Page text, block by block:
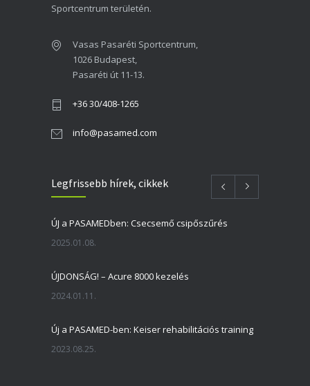
Sportcentrum területén.
Vasas Pasaréti Sportcentrum,
1026 Budapest,
Pasaréti út 11-13.
+36 30/408-1265
info@pasamed.com
Legfrissebb hírek, cikkek
ÚJ a PASAMEDben: Csecsemő csipőszűrés
2025.01.08.
ÚJDONSÁG! – Acure 8000 kezelés
2024.01.11.
Új a PASAMED-ben: Keiser rehabilitációs training
2023.08.25.